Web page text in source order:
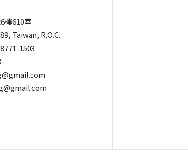
樓610室
Taiwan, R.O.C.
1503